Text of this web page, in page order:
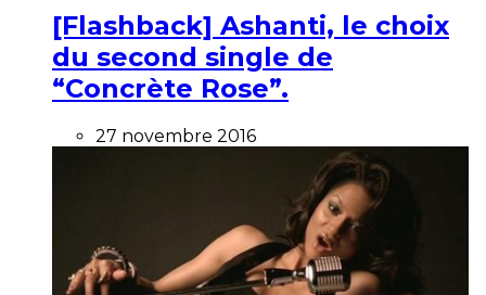
[Flashback] Ashanti, le choix
du second single de
“Concrète Rose”.
27 novembre 2016